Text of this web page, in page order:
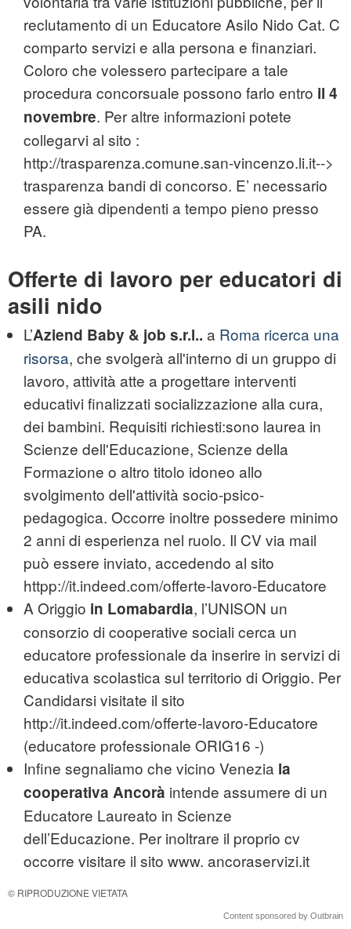
reclutamento di un Educatore Asilo Nido Cat. C
comparto servizi e alla persona e finanziari.
Coloro che volessero partecipare a tale
procedura concorsuale possono farlo entro il 4
novembre. Per altre informazioni potete
collegarvi al sito :
http://trasparenza.comune.san-vincenzo.li.it-->
trasparenza bandi di concorso. E’ necessario
essere già dipendenti a tempo pieno presso
PA.
Offerte di lavoro per educatori di
asili nido
L’Aziend Baby & job s.r.l.. a Roma ricerca una
risorsa, che svolgerà all'interno di un gruppo di
lavoro, attività atte a progettare interventi
educativi finalizzati socializzazione alla cura,
dei bambini. Requisiti richiesti:sono laurea in
Scienze dell'Educazione, Scienze della
Formazione o altro titolo idoneo allo
svolgimento dell'attività socio-psico-
pedagogica. Occorre inoltre possedere minimo
2 anni di esperienza nel ruolo. Il CV via mail
può essere inviato, accedendo al sito
httpp://it.indeed.com/offerte-lavoro-Educatore
A Origgio in Lomabardia, l’UNISON un
consorzio di cooperative sociali cerca un
educatore professionale da inserire in servizi di
educativa scolastica sul territorio di Origgio. Per
Candidarsi visitate il sito
http://it.indeed.com/offerte-lavoro-Educatore
(educatore professionale ORIG16 -)
Infine segnaliamo che vicino Venezia la
cooperativa Ancorà intende assumere di un
Educatore Laureato in Scienze
dell’Educazione. Per inoltrare il proprio cv
occorre visitare il sito www. ancoraservizi.it
© RIPRODUZIONE VIETATA
Content sponsored by Outbrain